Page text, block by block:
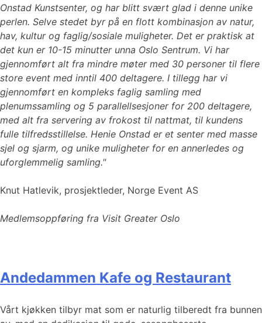
Onstad Kunstsenter, og har blitt svært glad i denne unike
perlen. Selve stedet byr på en flott kombinasjon av natur,
hav, kultur og faglig/sosiale muligheter. Det er praktisk at
det kun er 10-15 minutter unna Oslo Sentrum. Vi har
gjennomført alt fra mindre møter med 30 personer til flere
store event med inntil 400 deltagere. I tillegg har vi
gjennomført en kompleks faglig samling med
plenumssamling og 5 parallellsesjoner for 200 deltagere,
med alt fra servering av frokost til nattmat, til kundens
fulle tilfredsstillelse. Henie Onstad er et senter med masse
sjel og sjarm, og unike muligheter for en annerledes og
uforglemmelig samling."
Knut Hatlevik, prosjektleder, Norge Event AS
Medlemsoppføring fra Visit Greater Oslo
Andedammen Kafe og Restaurant
Vårt kjøkken tilbyr mat som er naturlig tilberedt fra bunnen